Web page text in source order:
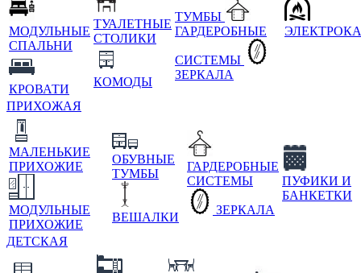
МОДУЛЬНЫЕ
СПАЛЬНИ
КРОВАТИ
ТУАЛЕТНЫЕ
СТОЛИКИ
КОМОДЫ
ТУМБЫ
ГАРДЕРОБНЫЕ
СИСТЕМЫ
ЗЕРКАЛА
ПРИХОЖАЯ
МАЛЕНЬКИЕ
ПРИХОЖИЕ
МОДУЛЬНЫЕ
ПРИХОЖИЕ
ОБУВНЫЕ
ТУМБЫ
ВЕШАЛКИ
ГАРДЕРОБНЫЕ
СИСТЕМЫ
ЗЕРКАЛА
ПУФИКИ И
БАНКЕТКИ
ДЕТСКАЯ